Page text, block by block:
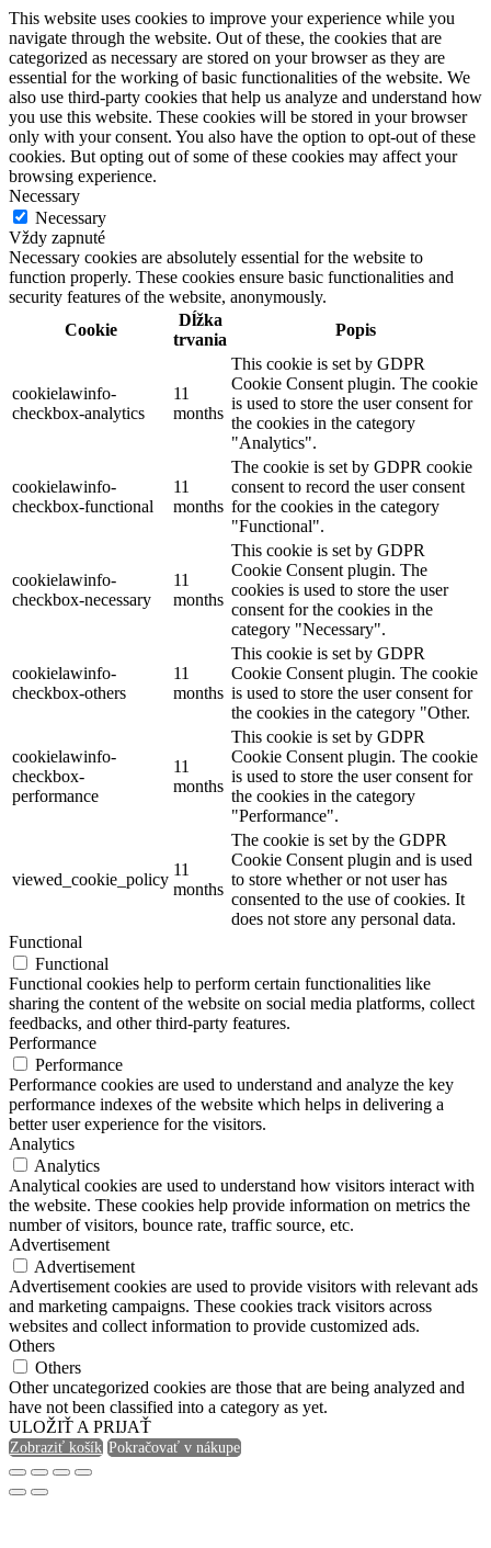
This website uses cookies to improve your experience while you
navigate through the website. Out of these, the cookies that are
categorized as necessary are stored on your browser as they are
essential for the working of basic functionalities of the website. We
also use third-party cookies that help us analyze and understand how
you use this website. These cookies will be stored in your browser
only with your consent. You also have the option to opt-out of these
cookies. But opting out of some of these cookies may affect your
browsing experience.
Necessary
Necessary
Vždy zapnuté
Necessary cookies are absolutely essential for the website to
function properly. These cookies ensure basic functionalities and
security features of the website, anonymously.
Cookie
Dĺžka
trvania
Popis
cookielawinfo-
checkbox-analytics
11
months
This cookie is set by GDPR
Cookie Consent plugin. The cookie
is used to store the user consent for
the cookies in the category
"Analytics".
cookielawinfo-
checkbox-functional
11
months
The cookie is set by GDPR cookie
consent to record the user consent
for the cookies in the category
"Functional".
cookielawinfo-
checkbox-necessary
11
months
This cookie is set by GDPR
Cookie Consent plugin. The
cookies is used to store the user
consent for the cookies in the
category "Necessary".
cookielawinfo-
checkbox-others
11
months
This cookie is set by GDPR
Cookie Consent plugin. The cookie
is used to store the user consent for
the cookies in the category "Other.
cookielawinfo-
checkbox-
performance
11
months
This cookie is set by GDPR
Cookie Consent plugin. The cookie
is used to store the user consent for
the cookies in the category
"Performance".
viewed_cookie_policy
11
months
The cookie is set by the GDPR
Cookie Consent plugin and is used
to store whether or not user has
consented to the use of cookies. It
does not store any personal data.
Functional
Functional
Functional cookies help to perform certain functionalities like
sharing the content of the website on social media platforms, collect
feedbacks, and other third-party features.
Performance
Performance
Performance cookies are used to understand and analyze the key
performance indexes of the website which helps in delivering a
better user experience for the visitors.
Analytics
Analytics
Analytical cookies are used to understand how visitors interact with
the website. These cookies help provide information on metrics the
number of visitors, bounce rate, traffic source, etc.
Advertisement
Advertisement
Advertisement cookies are used to provide visitors with relevant ads
and marketing campaigns. These cookies track visitors across
websites and collect information to provide customized ads.
Others
Others
Other uncategorized cookies are those that are being analyzed and
have not been classified into a category as yet.
ULOŽIŤ A PRIJAŤ
Zobraziť košík Pokračovať v nákupe